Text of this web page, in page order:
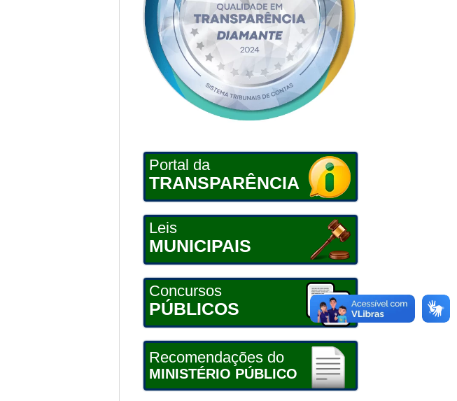
Portal da
TRANSPARÊNCIA
Leis
MUNICIPAIS
Concursos
PÚBLICOS
Recomendações do
MINISTÉRIO PÚBLICO